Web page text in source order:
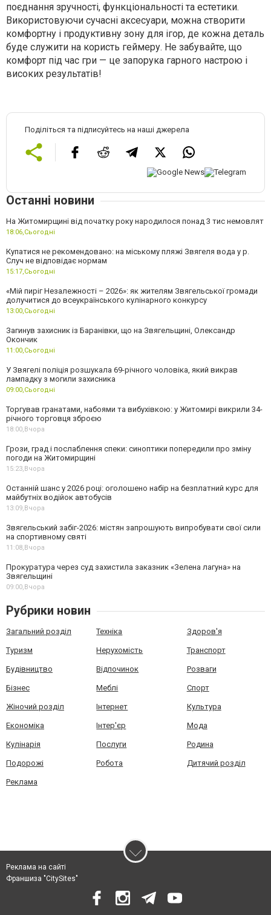
поєднання зручності, функціональності та естетики.
Використовуючи сучасні аксесуари, можна створити
комфортну і продуктивну зону для ігор, де кожна деталь
буде служити на користь геймеру. Не забувайте, що
комфорт під час гри — це запорука гарного настрою і
високих результатів!
Поділіться та підписуйтесь на наші джерела
Останні новини
На Житомирщині від початку року народилося понад 3 тис немовлят
18:06,Сьогодні
Купатися не рекомендовано: на міському пляжі Звягеля вода у р.
Случ не відповідає нормам
15:17,Сьогодні
«Мій пиріг Незалежності – 2026»: як жителям Звягельської громади
долучитися до всеукраїнського кулінарного конкурсу
13:00,Сьогодні
Загинув захисник із Баранівки, що на Звягельщині, Олександр
Окончик
11:00,Сьогодні
У Звягелі поліція розшукала 69-річного чоловіка, який викрав
лампадку з могили захисника
09:00,Сьогодні
Торгував гранатами, набоями та вибухівкою: у Житомирі викрили 34-
річного торговця зброєю
18:00, Вчора
Грози, град і послаблення спеки: синоптики попередили про зміну
погоди на Житомирщині
15:23, Вчора
Останній шанс у 2026 році: оголошено набір на безплатний курс для
майбутніх водійок автобусів
13:09, Вчора
Звягельський забіг-2026: містян запрошують випробувати свої сили
на спортивному святі
11:08, Вчора
Прокуратура через суд захистила заказник «Зелена лагуна» на
Звягельщині
09:00, Вчора
Рубрики новин
Загальний розділ Техніка Здоров'я
Туризм Нерухомість Транспорт
Будівництво Відпочинок Розваги
Бізнес Меблі Спорт
Жіночий розділ Інтернет Культура
Економіка Інтер'єр Мода
Кулінарія Послуги Родина
Подорожі Робота Дитячий розділ
Реклама
Реклама на сайті
Франшиза "CitySites"